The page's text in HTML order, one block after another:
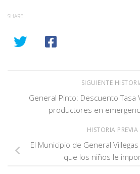
SHARE
SIGUIENTE
General Pinto: Descuento Tasa
productores en
HISTORIA PREVIA
El Municipio de General
que los niños le